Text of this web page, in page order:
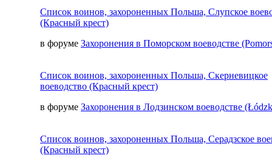
Список воинов, захороненных Польша, Слупское
(Красный крест)
в форуме Захоронения в Поморском воеводстве
Список воинов, захороненных Польша, Скерневицкое
воеводство (Красный крест)
в форуме Захоронения в Лодзинском воеводстве
Список воинов, захороненных Польша, Серадзское
(Красный крест)